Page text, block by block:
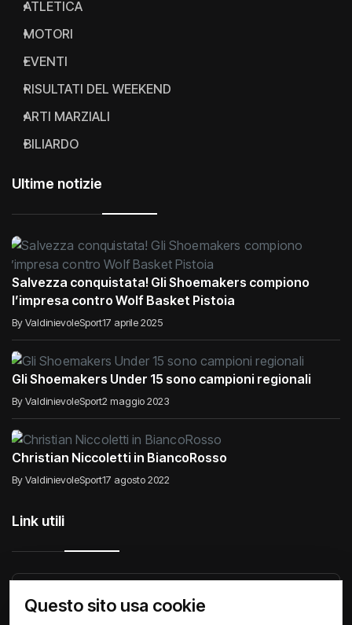
ATLETICA
MOTORI
EVENTI
RISULTATI DEL WEEKEND
ARTI MARZIALI
BILIARDO
Ultime notizie
Salvezza conquistata! Gli Shoemakers compiono
l’impresa contro Wolf Basket Pistoia
By ValdinievoleSport17 aprile 2025
Gli Shoemakers Under 15 sono campioni regionali
By ValdinievoleSport2 maggio 2023
Christian Niccoletti in BiancoRosso
By ValdinievoleSport17 agosto 2022
Link utili
Raccontiamo di Noi Comunicati
Questo sito usa cookie